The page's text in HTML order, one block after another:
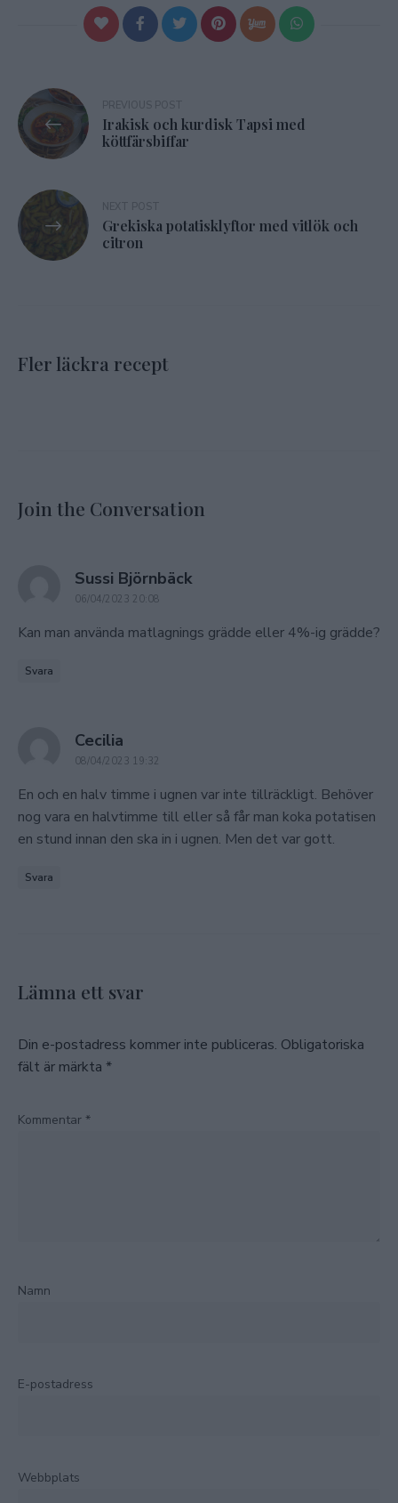
Inläggsnavigering
Irakisk och kurdisk Tapsi med
köttfärsbiffar
Grekiska potatisklyftor med vitlök och
citron
Fler läckra recept
Join the Conversation
Sussi Björnbäcksays:
06/04/2023 20:08
Kan man använda matlagnings grädde eller 4%-ig grädde?
Svara
Cecilia
08/04/2023 19:32
En och en halv timme i ugnen var inte tillräckligt. Behöver
nog vara en halvtimme till eller så får man koka potatisen
en stund innan den ska in i ugnen. Men det var gott.
Svara
Lämna ett svar
Din e-postadress kommer inte publiceras. Obligatoriska
fält är märkta *
Kommentar *
Namn
E-postadress
Webbplats